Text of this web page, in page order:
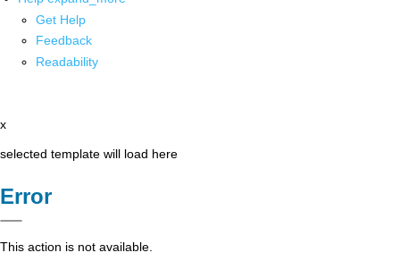
Get Help
Feedback
Readability
x
selected template will load here
Error
This action is not available.